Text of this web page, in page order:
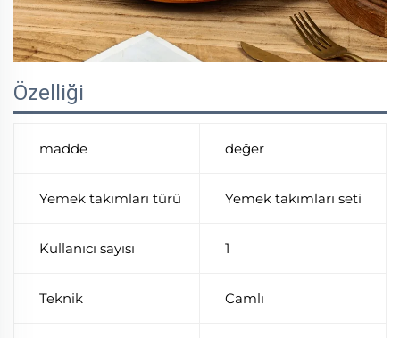
Özelliği
madde değer
Yemek takımları türü Yemek takımları seti
Kullanıcı sayısı 1
Teknik Camlı